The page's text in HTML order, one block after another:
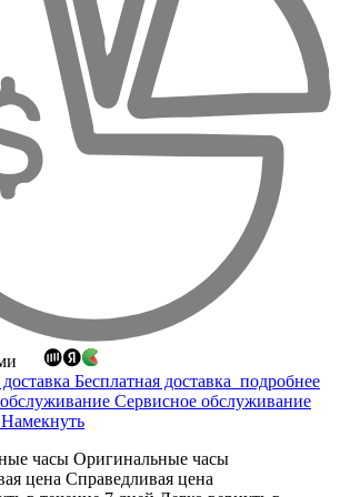
Бесплатная доставка подробнее
Сервисное обслуживание
Намекнуть
Оригинальные часы
Справедливая цена